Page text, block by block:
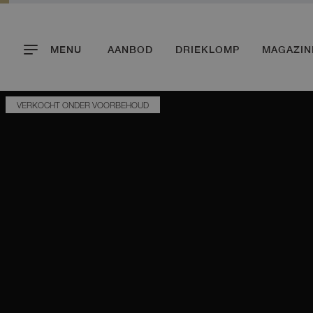
MENU AANBOD DRIEKLOMP
VERKOCHT ONDER VOORBEHOUD